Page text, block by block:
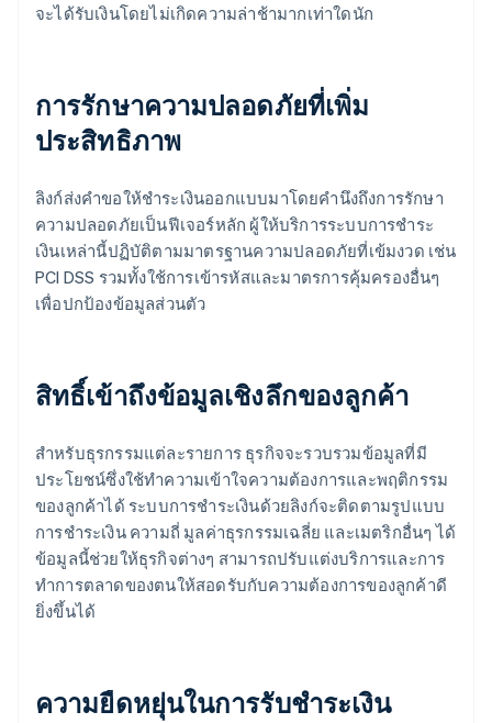
จะได้รับเงินโดยไม่เกิดความล่าช้ามากเท่าใดนัก
การรักษาความปลอดภัยที่เพิ่ม
ประสิทธิภาพ
ลิงก์ส่งคำขอให้ชำระเงินออกแบบมาโดยคำนึงถึงการรักษา
ความปลอดภัยเป็นฟีเจอร์หลัก ผู้ให้บริการระบบการชำระ
เงินเหล่านี้ปฏิบัติตามมาตรฐานความปลอดภัยที่เข้มงวด เช่น
PCI DSS รวมทั้งใช้การเข้ารหัสและมาตรการคุ้มครองอื่นๆ
เพื่อปกป้องข้อมูลส่วนตัว
สิทธิ์เข้าถึงข้อมูลเชิงลึกของลูกค้า
สำหรับธุรกรรมแต่ละรายการ ธุรกิจจะรวบรวมข้อมูลที่มี
ประโยชน์ซึ่งใช้ทำความเข้าใจความต้องการและพฤติกรรม
ของลูกค้าได้ ระบบการชำระเงินด้วยลิงก์จะติดตามรูปแบบ
การชำระเงิน ความถี่ มูลค่าธุรกรรมเฉลี่ย และเมตริกอื่นๆ ได้
ข้อมูลนี้ช่วยให้ธุรกิจต่างๆ สามารถปรับแต่งบริการและการ
ทำการตลาดของตนให้สอดรับกับความต้องการของลูกค้าดี
ยิ่งขึ้นได้
ความยืดหยุ่นในการรับชำระเงิน